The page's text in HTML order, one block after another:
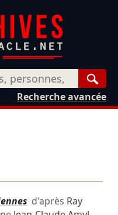
Recherche avancée
d'après Ray